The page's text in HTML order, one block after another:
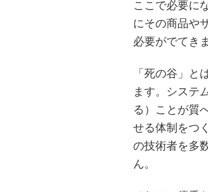
ここで必要に
にその商品や
必要がでてき
「死の谷」と
ます。システ
る）ことが質
せる体制をつ
の技術者を多
ん。